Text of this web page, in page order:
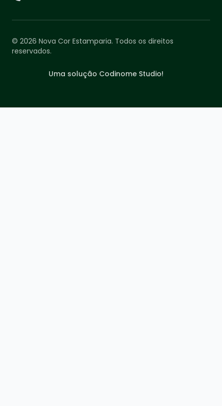
© 2026 Nova Cor Estamparia. Todos os direitos
reservados.
Uma solução Codinome Studio!